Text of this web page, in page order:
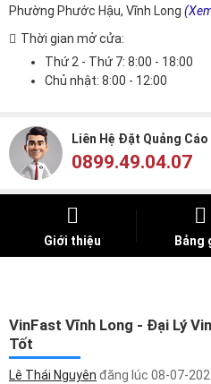
Phường Phước Hậu, Vĩnh Long
Thời gian mở cửa:
Thứ 2 - Thứ 7: 8:00 - 18:00
Chủ nhật: 8:00 - 12:00
Liên Hệ Đặt Quảng Cáo
0899.49.04.07
Giới thiệu Bảng
VinFast Vĩnh Long - Đại Lý
Tốt
Lê Thái Nguyên đăng lúc 08-07-